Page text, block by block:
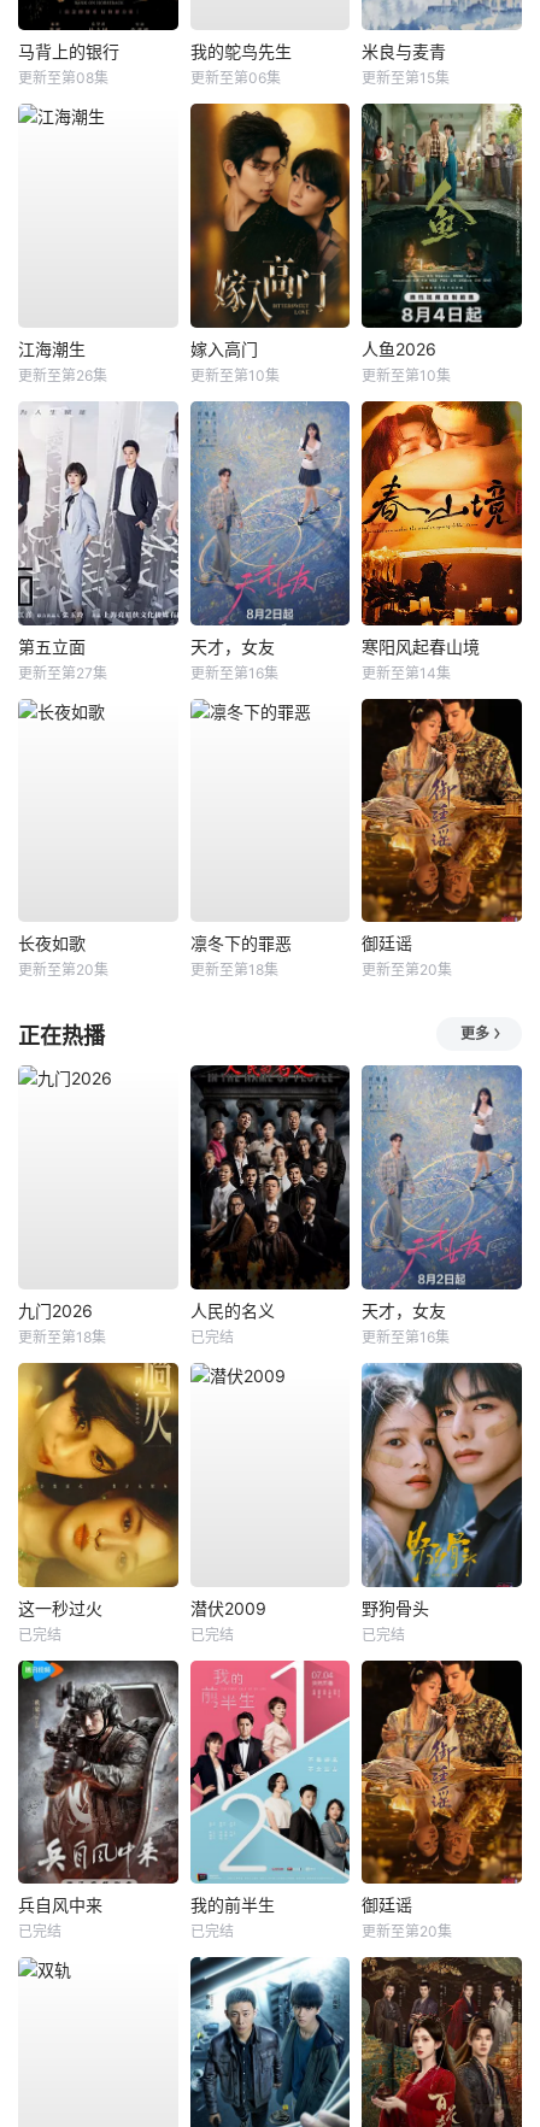
马背上的银行
更新至第08集
我的鸵鸟先生
更新至第06集
米良与麦青
更新至第15集
江海潮生
更新至第26集
嫁入高门
更新至第10集
人鱼2026
更新至第10集
第五立面
更新至第27集
天才，女友
更新至第16集
寒阳风起春山境
更新至第14集
长夜如歌
更新至第20集
凛冬下的罪恶
更新至第18集
御廷谣
更新至第20集
正在热播 更多
九门2026
更新至第18集
人民的名义
已完结
天才，女友
更新至第16集
这一秒过火
已完结
潜伏2009
已完结
野狗骨头
已完结
兵自风中来
已完结
我的前半生
已完结
御廷谣
更新至第20集